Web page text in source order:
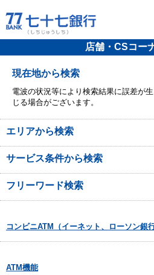
店舗・CSコー
現在地から検索
電波の状況等により検索結果に誤差が生
じる場合がございます。
エリアから検索
サービス条件から検索
フリーワード検索
コンビニATM（イーネット、ローソン銀
ATM機能